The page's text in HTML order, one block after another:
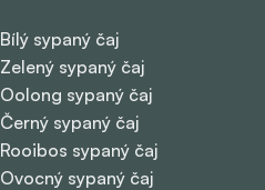
Bílý sypaný čaj
Zelený sypaný čaj
Oolong sypaný čaj
Černý sypaný čaj
Rooibos sypaný čaj
Ovocný sypaný čaj